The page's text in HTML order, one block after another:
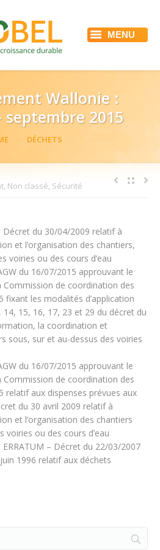
MENU
Wallonie :
septembre 2015
DÉCHETS
, Non classé, Sécurité
du 30/04/2009 relatif à
et l’organisation des chantiers,
voiries ou des cours d’eau
du 16/07/2015 approuvant le
Commission de coordination des
fixant les modalités d’application
15, 16, 17, 23 et 29 du décret du
la coordination et
sous, sur et au-dessus des voiries
du 16/07/2015 approuvant le
Commission de coordination des
relatif aux dispenses prévues aux
du 30 avril 2009 relatif à
et l’organisation des chantiers
voiries ou des cours d’eau
– Décret du 22/03/2007
1996 relatif aux déchets